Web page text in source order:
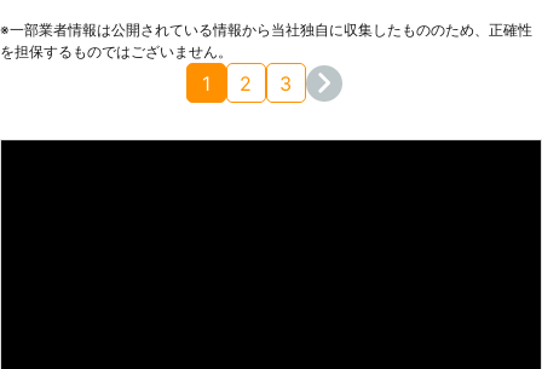
ので、草刈りをご希望でしたらお任せ
け、という方もお待ちしております。
応いたしますのでご安心を。
※⼀部業者情報は公開されている情報から当社独⾃に収集したもののため、正確性
を担保するものではございません。
1 2 3